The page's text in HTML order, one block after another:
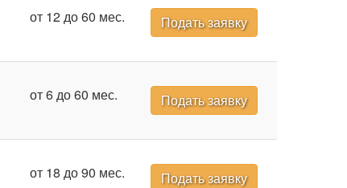
от 12 до 60 мес. Подать заявку
от 6 до 60 мес. Подать заявку
от 18 до 90 мес. Подать заявку